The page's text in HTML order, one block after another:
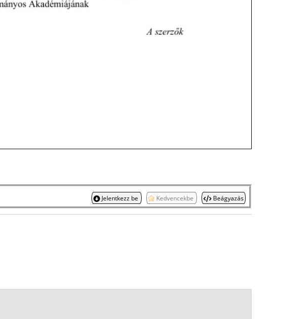
Jelentkezz be Kedvencekbe Beágyazás